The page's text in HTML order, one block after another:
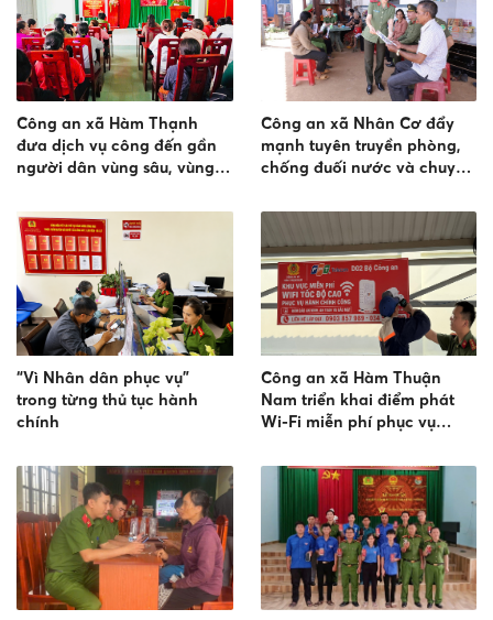
Công an xã Hàm Thạnh
đưa dịch vụ công đến gần
người dân vùng sâu, vùng
Công an xã Nhân Cơ đẩy
mạnh tuyên truyền phòng,
chống đuối nước và chuyển
dân tộc thiểu số
“Vì Nhân dân phục vụ”
trong từng thủ tục hành
chính
Công an xã Hàm Thuận
Nam triển khai điểm phát
Wi-Fi miễn phí phục vụ